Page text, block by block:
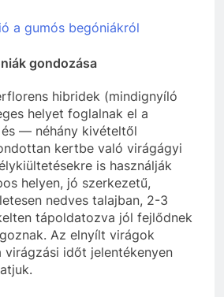
a gumós begóniákról
gondozása
hibridek (mindignyíló
helyet foglalnak el a
— néhány kivételtől
kertbe való virágágyi
is használják
helyen, jó szerkezetű,
nedves talajban, 2-3
tápoldatozva jól fejlődnek
Az elnyílt virágok
virágzási időt jelentékenyen